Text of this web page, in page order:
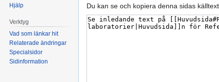
Du kan se och kopiera denna sidas
Hjälp
Verktyg
Vad som länkar hit
Relaterade ändringar
Specialsidor
Sidinformation